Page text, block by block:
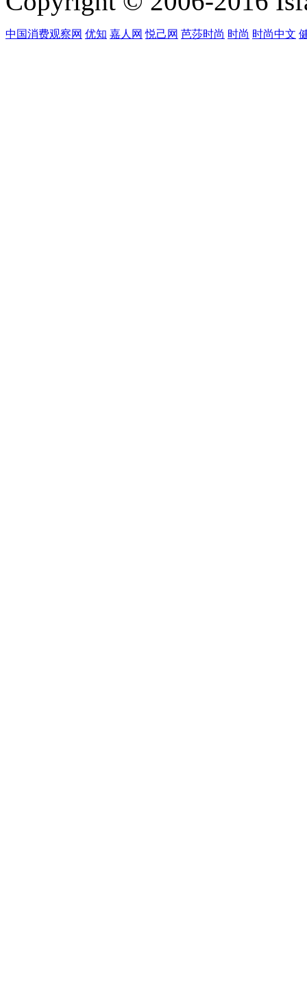
中国消费观察网 优知 嘉人网 悦己网 芭莎时尚 时尚 时尚中文